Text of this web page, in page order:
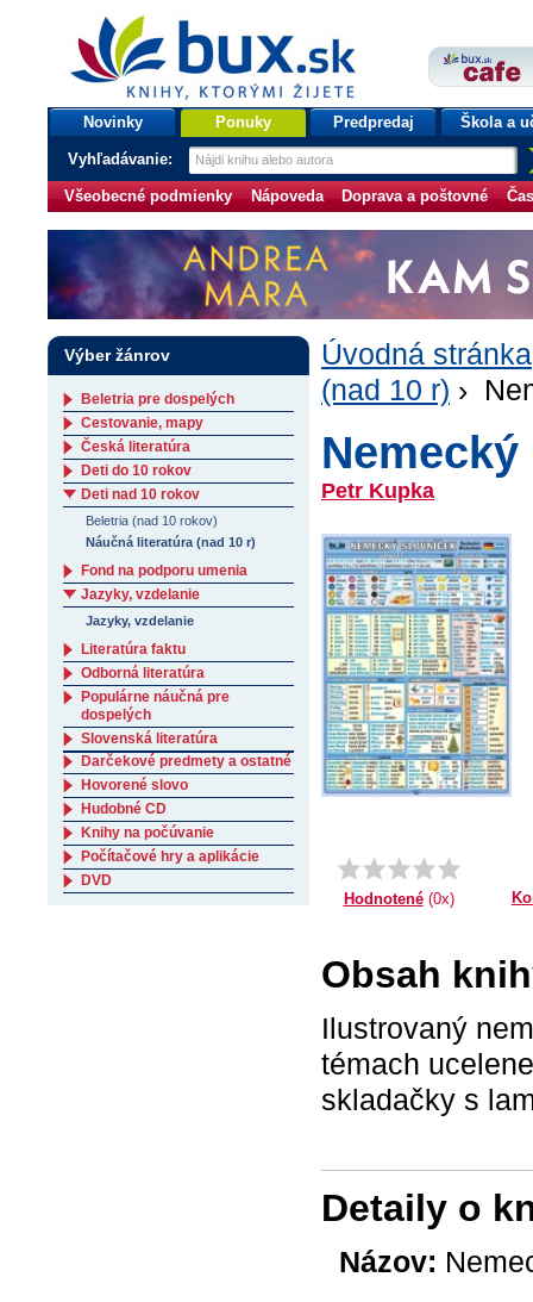
bux.sk
knihy, ktorými žijete
Úvodná stránka
Novinky Ponuky Predpredaj Škola a
Vyhľadávanie:
Všeobecné podmienky Nápoveda Doprava a poštovné
Úvodná stránka
(nad 10 r) ›
Petr Kupka
Hodnotené(0x)
Obsah
Ilustrovaný
témach
skladačky s
Detaily o
Názov:
Výber žánrov
Beletria pre dospelých
Cestovanie, mapy
Česká literatúra
Deti do 10 rokov
Deti nad 10 rokov
Beletria (nad 10 rokov)
Náučná literatúra (nad 10 r)
Fond na podporu umenia
Jazyky, vzdelanie
Jazyky, vzdelanie
Literatúra faktu
Odborná literatúra
Populárne náučná pre
dospelých
Slovenská literatúra
Darčekové predmety a ostatné
Hovorené slovo
Hudobné CD
Knihy na počúvanie
Počítačové hry a aplikácie
DVD